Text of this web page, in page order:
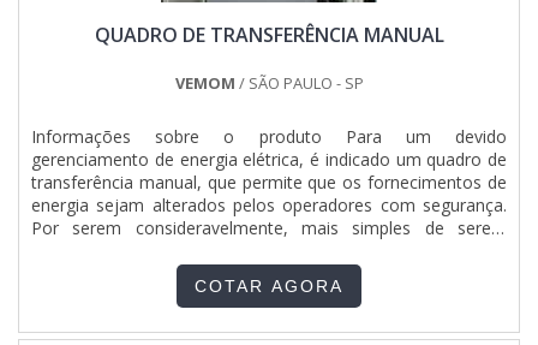
QUADRO DE TRANSFERÊNCIA MANUAL
VEMOM / SÃO PAULO - SP
Informações sobre o produto Para um devido
gerenciamento de energia elétrica, é indicado um quadro de
transferência manual, que permite que os fornecimentos de
energia sejam alterados pelos operadores com segurança.
Por serem consideravelmente, mais simples de serem
eventos externos que demandarão do uso de eletricidade,
são transportáveis e, dependendo da carga exigida, podem
COTAR AGORA